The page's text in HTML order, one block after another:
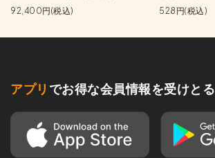
92,400円(税込)
528円(税込)
アプリ でお得な会員情報を受けとる